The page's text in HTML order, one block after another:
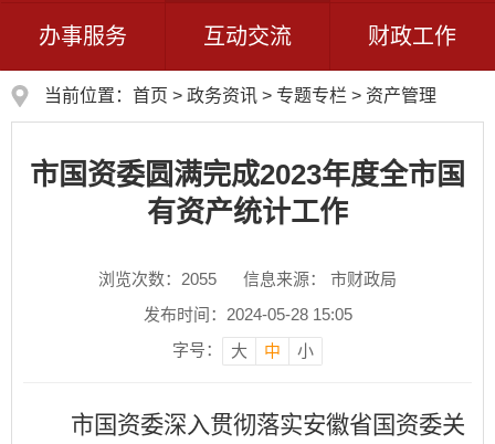
办事服务 互动交流 财政工作
当前位置： 首页 > 政务资讯 > 专题专栏 > 资产管理
市国资委圆满完成2023年度全市国
有资产统计工作
浏览次数： 2055
信息来源： 市财政局
发布时间：2024-05-28 15:05
字号：
大 中 小
市国资委深入贯彻落实安徽省国资委关